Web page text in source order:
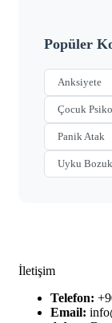
Popüler
Anksiyete
Çocuk
Panik Atak
Uyku
İletişim
Telefon:
Email: